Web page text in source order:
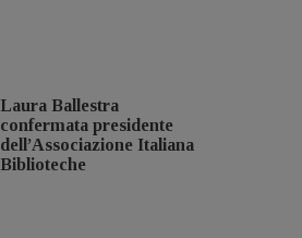
Laura Ballestra
confermata presidente
dell’Associazione Italiana
Biblioteche